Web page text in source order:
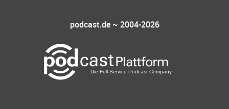
podcast.de ~ 2004-2026